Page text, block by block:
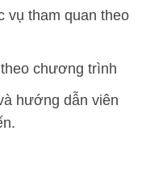
vụ tham quan theo
chương trình
hướng dẫn viên